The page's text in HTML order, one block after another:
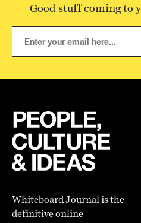
Good stuff coming to
Whiteboard Journal is the
definitive online